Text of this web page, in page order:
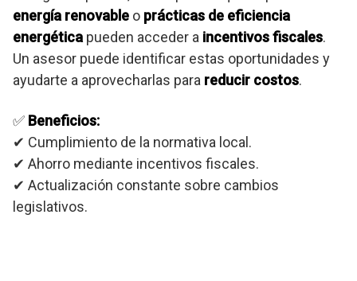
energía renovable o prácticas de eficiencia
energética pueden acceder a incentivos fiscales.
Un asesor puede identificar estas oportunidades y
ayudarte a aprovecharlas para reducir costos.
✅ Beneficios:
✔ Cumplimiento de la normativa local.
✔ Ahorro mediante incentivos fiscales.
✔ Actualización constante sobre cambios
legislativos.